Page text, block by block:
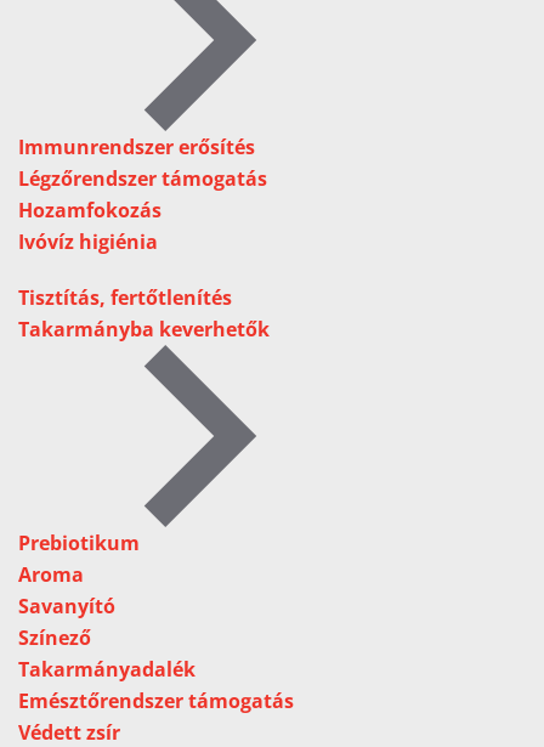
Immunrendszer erősítés
Légzőrendszer támogatás
Hozamfokozás
Ivóvíz higiénia
Tisztítás, fertőtlenítés
Takarmányba keverhetők
Prebiotikum
Aroma
Savanyító
Színező
Takarmányadalék
Emésztőrendszer támogatás
Védett zsír